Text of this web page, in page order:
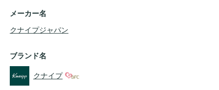
メーカー名
クナイプジャパン
ブランド名
クナイプ